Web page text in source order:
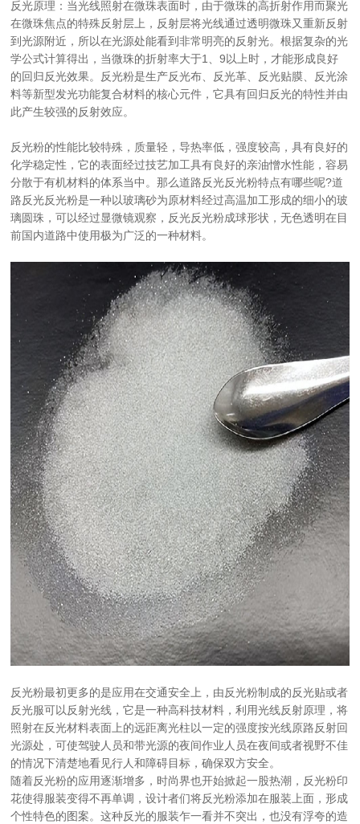
反光原理：当光线照射在微珠表面时，由于微珠的高折射作用而聚光
在微珠焦点的特殊反射层上，反射层将光线通过透明微珠又重新反射
到光源附近，所以在光源处能看到非常明亮的反射光。根据复杂的光
学公式计算得出，当微珠的折射率大于1、9以上时，才能形成良好
的回归反光效果。反光粉是生产反光布、反光革、反光贴膜、反光涂
料等新型发光功能复合材料的核心元件，它具有回归反光的特性并由
此产生较强的反射效应。
反光粉的性能比较特殊，质量轻，导热率低，强度较高，具有良好的
化学稳定性，它的表面经过技艺加工具有良好的亲油憎水性能，容易
分散于有机材料的体系当中。那么道路反光反光粉特点有哪些呢?道
路反光反光粉是一种以玻璃砂为原材料经过高温加工形成的细小的玻
璃圆珠，可以经过显微镜观察，反光反光粉成球形状，无色透明在目
前国内道路中使用极为广泛的一种材料。
反光粉最初更多的是应用在交通安全上，由反光粉制成的反光贴或者
反光服可以反射光线，它是一种高科技材料，利用光线反射原理，将
照射在反光材料表面上的远距离光柱以一定的强度按光线原路反射回
光源处，可使驾驶人员和带光源的夜间作业人员在夜间或者视野不佳
的情况下清楚地看见行人和障碍目标，确保双方安全。
随着反光粉的应用逐渐增多，时尚界也开始掀起一股热潮，反光粉印
花使得服装变得不再单调，设计者们将反光粉添加在服装上面，形成
个性特色的图案。这种反光的服装乍一看并不突出，也没有浮夸的造